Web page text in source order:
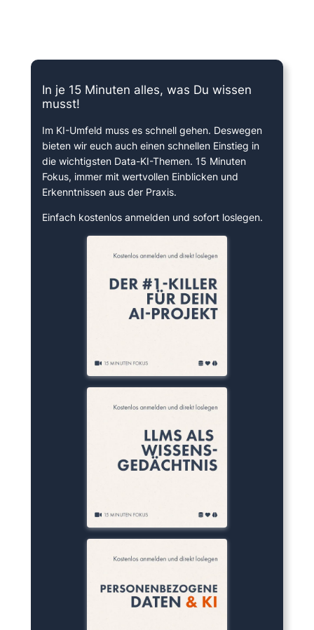
In je 15 Minuten alles, was Du wissen
musst!
Im KI-Umfeld muss es schnell gehen. Deswegen
bieten wir euch auch einen schnellen Einstieg in
die wichtigsten Data-KI-Themen. 15 Minuten
Fokus, immer mit wertvollen Einblicken und
Erkenntnissen aus der Praxis.
Einfach kostenlos anmelden und sofort loslegen.